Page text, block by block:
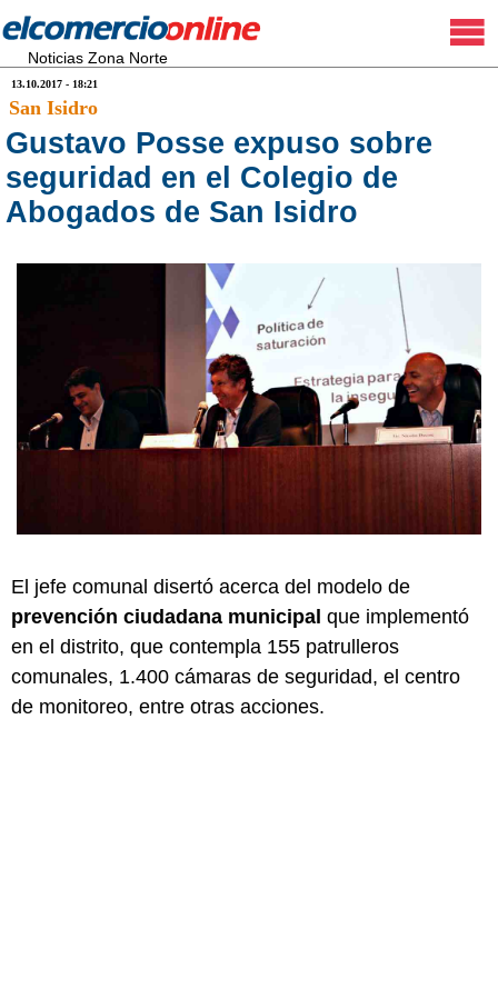
Noticias Zona Norte
13.10.2017 - 18:21
San Isidro
Gustavo Posse expuso sobre
seguridad en el Colegio de
Abogados de San Isidro
El jefe comunal disertó acerca del modelo de
prevención ciudadana municipal que implementó
en el distrito, que contempla 155 patrulleros
comunales, 1.400 cámaras de seguridad, el centro
de monitoreo, entre otras acciones.